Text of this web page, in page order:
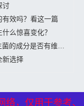
讨
效吗？看这一篇
么惊喜变化？
成分是否有维生素B
新选择
，仅用于参考、
，仅用于参考、